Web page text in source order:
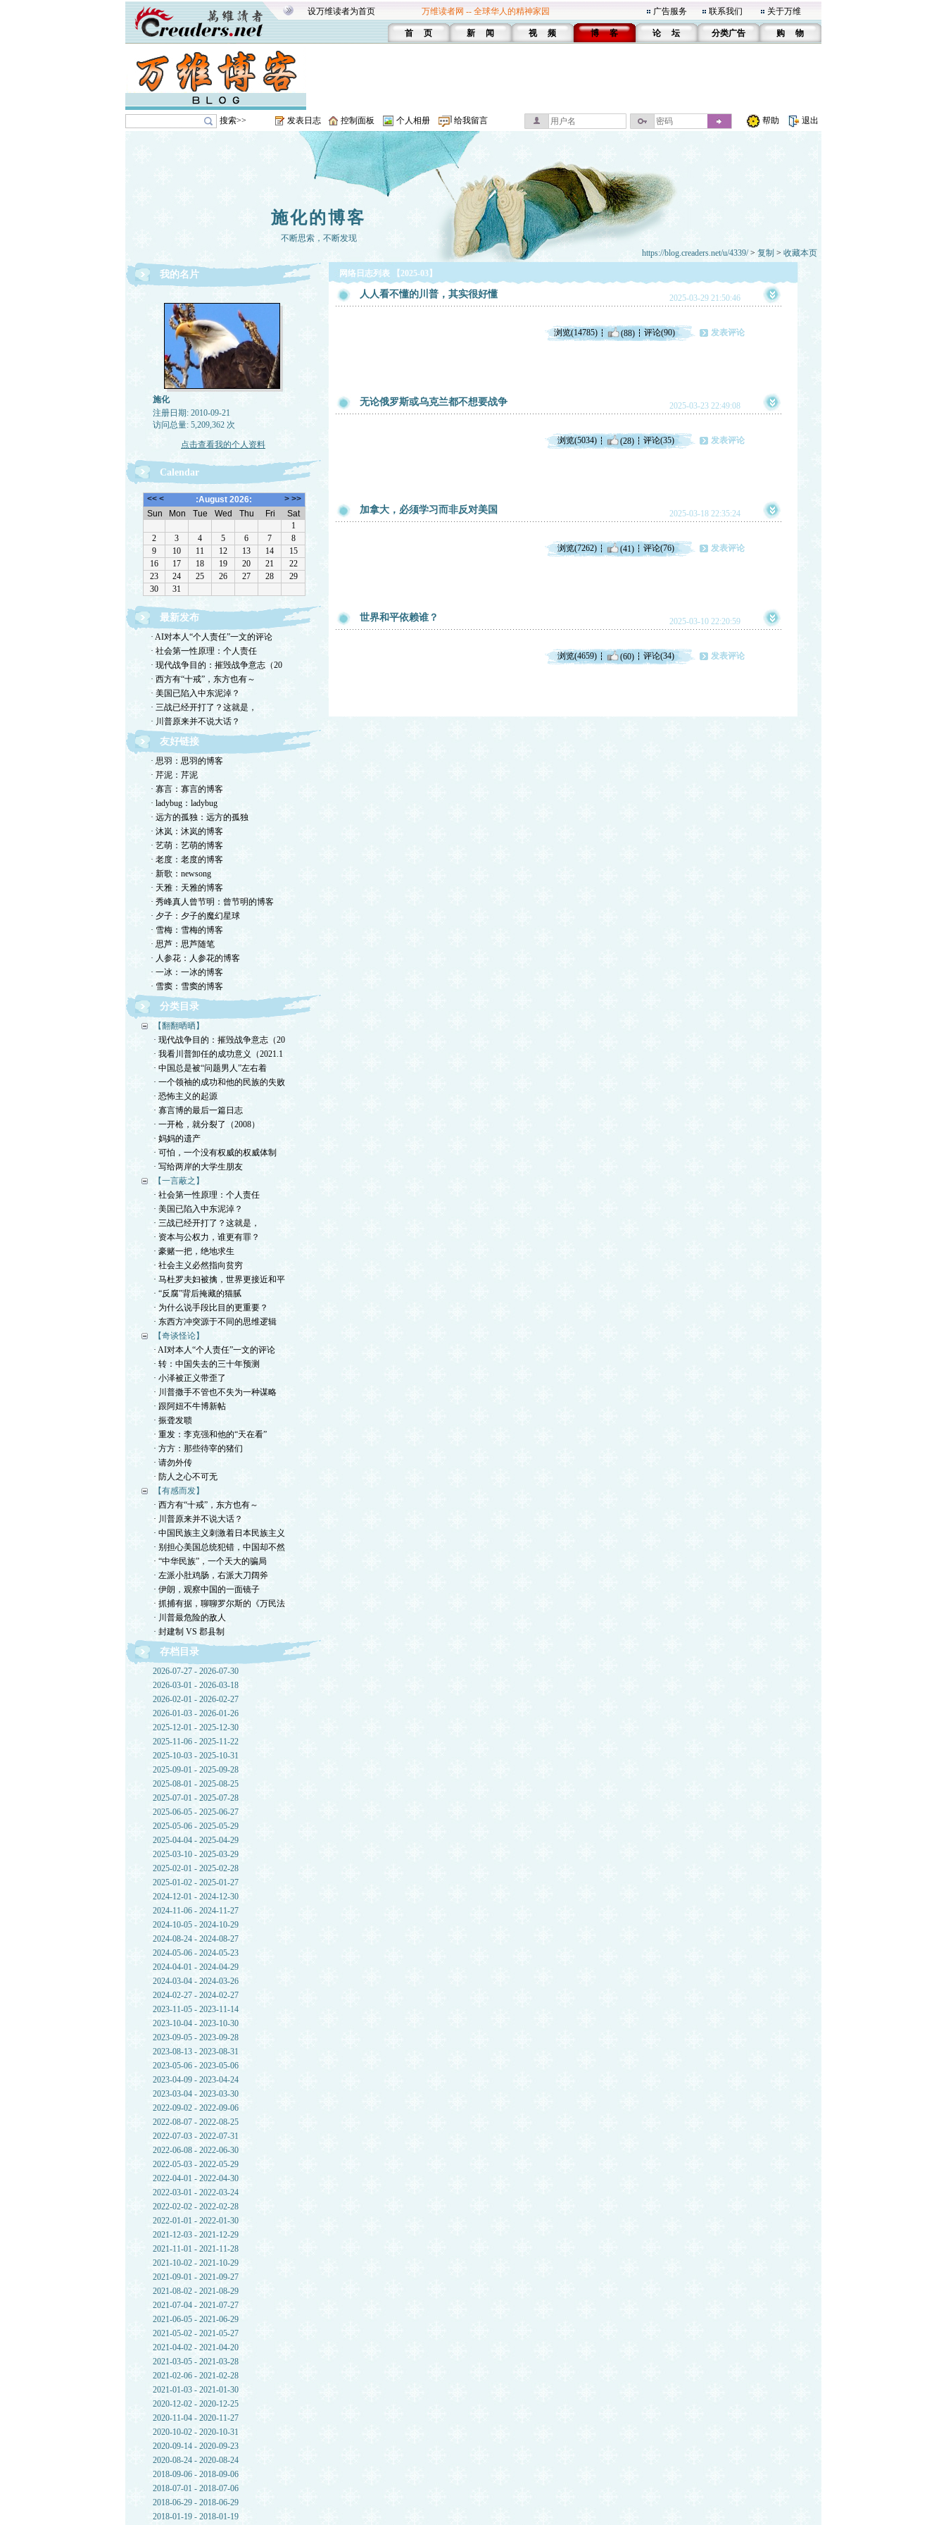
设万维读者为首页 万维读者网 -- 全球华人的精神家园 广告服务 联系我们 关于万维
首 页 新 闻 视 频 博 客 论 坛 分类广告 购 物
搜索>> 发表日志 控制面板 个人相册 给我留言 帮助 退出
施化的博客
不断思索，不断发现
https://blog.creaders.net/u/4339/> 复制 > 收藏本页
我的名片
施化
注册日期: 2010-09-21
访问总量: 5,209,362 次
点击查看我的个人资料
Calendar
最新发布
· AI对本人“个人责任”一文的评论
· 社会第一性原理：个人责任
· 现代战争目的：摧毁战争意志（20
· 西方有“十戒”，东方也有～
· 美国已陷入中东泥淖？
· 三战已经开打了？这就是，
· 川普原来并不说大话？
友好链接
· 思羽：思羽的博客
· 芹泥：芹泥
· 寡言：寡言的博客
· ladybug：ladybug
· 远方的孤独：远方的孤独
· 沐岚：沐岚的博客
· 艺萌：艺萌的博客
· 老度：老度的博客
· 新歌：newsong
· 天雅：天雅的博客
· 秀峰真人曾节明：曾节明的博客
· 夕子：夕子的魔幻星球
· 雪梅：雪梅的博客
· 思芦：思芦随笔
· 人参花：人参花的博客
· 一冰：一冰的博客
· 雪窦：雪窦的博客
分类目录
【翻翻晒晒】
· 现代战争目的：摧毁战争意志（20
· 我看川普卸任的成功意义（2021.1
· 中国总是被“问题男人”左右着
· 一个领袖的成功和他的民族的失败
· 恐怖主义的起源
· 寡言博的最后一篇日志
· 一开枪，就分裂了（2008）
· 妈妈的遗产
· 可怕，一个没有权威的权威体制
· 写给两岸的大学生朋友
【一言蔽之】
· 社会第一性原理：个人责任
· 美国已陷入中东泥淖？
· 三战已经开打了？这就是，
· 资本与公权力，谁更有罪？
· 豪赌一把，绝地求生
· 社会主义必然指向贫穷
· 马杜罗夫妇被擒，世界更接近和平
· “反腐”背后掩藏的猫腻
· 为什么说手段比目的更重要？
· 东西方冲突源于不同的思维逻辑
【奇谈怪论】
· AI对本人“个人责任”一文的评论
· 转：中国失去的三十年预测
· 小泽被正义带歪了
· 川普撒手不管也不失为一种谋略
· 跟阿妞不牛博新帖
· 振聋发聩
· 重发：李克强和他的“天在看”
· 方方：那些待宰的猪们
· 请勿外传
· 防人之心不可无
【有感而发】
· 西方有“十戒”，东方也有～
· 川普原来并不说大话？
· 中国民族主义刺激着日本民族主义
· 别担心美国总统犯错，中国却不然
· “中华民族”，一个天大的骗局
· 左派小肚鸡肠，右派大刀阔斧
· 伊朗，观察中国的一面镜子
· 抓捕有据，聊聊罗尔斯的《万民法
· 川普最危险的敌人
· 封建制 VS 郡县制
存档目录
2026-07-27 - 2026-07-30
2026-03-01 - 2026-03-18
2026-02-01 - 2026-02-27
2026-01-03 - 2026-01-26
2025-12-01 - 2025-12-30
2025-11-06 - 2025-11-22
2025-10-03 - 2025-10-31
2025-09-01 - 2025-09-28
2025-08-01 - 2025-08-25
2025-07-01 - 2025-07-28
2025-06-05 - 2025-06-27
2025-05-06 - 2025-05-29
2025-04-04 - 2025-04-29
2025-03-10 - 2025-03-29
2025-02-01 - 2025-02-28
2025-01-02 - 2025-01-27
2024-12-01 - 2024-12-30
2024-11-06 - 2024-11-27
2024-10-05 - 2024-10-29
2024-08-24 - 2024-08-27
2024-05-06 - 2024-05-23
2024-04-01 - 2024-04-29
2024-03-04 - 2024-03-26
2024-02-27 - 2024-02-27
2023-11-05 - 2023-11-14
2023-10-04 - 2023-10-30
2023-09-05 - 2023-09-28
2023-08-13 - 2023-08-31
2023-05-06 - 2023-05-06
2023-04-09 - 2023-04-24
2023-03-04 - 2023-03-30
2022-09-02 - 2022-09-06
2022-08-07 - 2022-08-25
2022-07-03 - 2022-07-31
2022-06-08 - 2022-06-30
2022-05-03 - 2022-05-29
2022-04-01 - 2022-04-30
2022-03-01 - 2022-03-24
2022-02-02 - 2022-02-28
2022-01-01 - 2022-01-30
2021-12-03 - 2021-12-29
2021-11-01 - 2021-11-28
2021-10-02 - 2021-10-29
2021-09-01 - 2021-09-27
2021-08-02 - 2021-08-29
2021-07-04 - 2021-07-27
2021-06-05 - 2021-06-29
2021-05-02 - 2021-05-27
2021-04-02 - 2021-04-20
2021-03-05 - 2021-03-28
2021-02-06 - 2021-02-28
2021-01-03 - 2021-01-30
2020-12-02 - 2020-12-25
2020-11-04 - 2020-11-27
2020-10-02 - 2020-10-31
2020-09-14 - 2020-09-23
2020-08-24 - 2020-08-24
2018-09-06 - 2018-09-06
2018-07-01 - 2018-07-06
2018-06-29 - 2018-06-29
2018-01-19 - 2018-01-19
网络日志列表 【2025-03】
人人看不懂的川普，其实很好懂 2025-03-29 21:50:46
浏览(14785) (88) 评论(90) 发表评论
无论俄罗斯或乌克兰都不想要战争 2025-03-23 22:49:08
浏览(5034) (28) 评论(35) 发表评论
加拿大，必须学习而非反对美国 2025-03-18 22:35:24
浏览(7262) (41) 评论(76) 发表评论
世界和平依赖谁？ 2025-03-10 22:20:59
浏览(4659) (60) 评论(34) 发表评论